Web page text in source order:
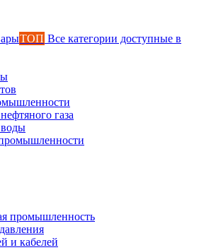
ТОП Все категории доступные в
газа
воды
промышленность
и кабелей